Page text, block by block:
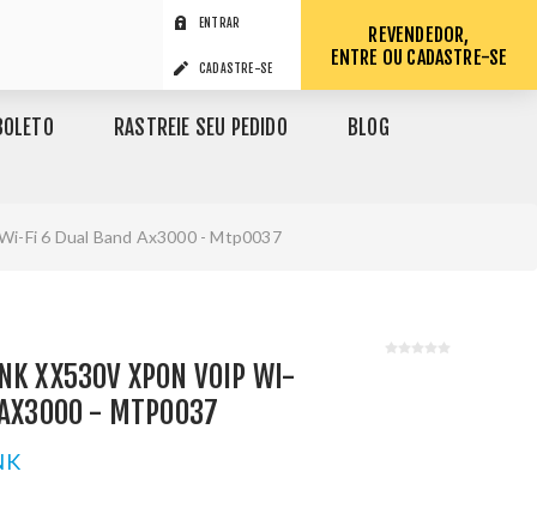
ENTRAR
CADASTRE-SE
REVENDEDOR,
ENTRE OU CADASTRE-SE
RASTREIE SEU PEDIDO BLOG
Fi 6 Dual Band Ax3000 - Mtp0037
XX530V XPON VOIP WI-
- MTP0037